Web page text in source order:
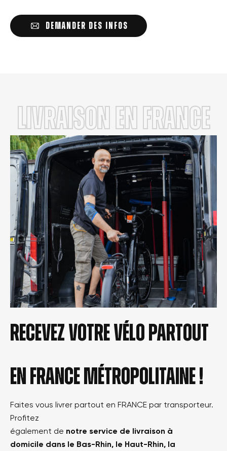
DEMANDER DES INFOS
LIVRAISON en FRANCE
Recevez votre vélo partout
en france métropolitaine !
Faites vous livrer partout en FRANCE par transporteur.
Profitez
également de notre service de livraison à
domicile dans le Bas-Rhin, le Haut-Rhin, la